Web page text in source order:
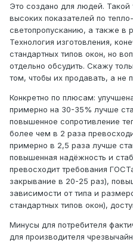
Это создано для людей. Такой
высоких показателей по
светопропусканию, а также в
Технология изготовления,
стандартных типов окон, но
отдельно обсудить. Скажу
том, чтобы их продавать, а не
Конкретно по плюсам:
примерно на 30-35% лучше
повышенное сопротивление
более чем в 2 раза
примерно в 2,5 раза лучше
повышенная надёжность и
превосходит требования
закрывание в 20-25 раз),
зависимости от типа и
стандартных типов окон),
Минусы для потребителя
для производителя